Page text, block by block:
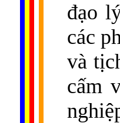
đạo
các
và
cấm